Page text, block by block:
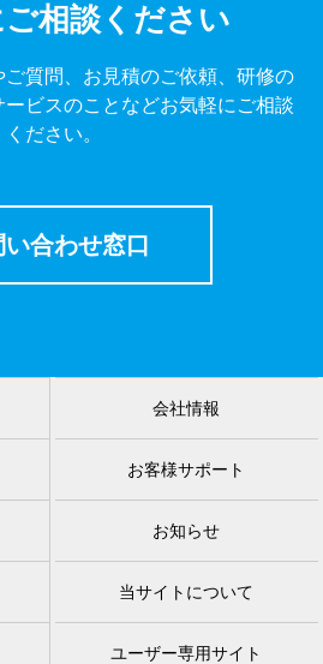
相談ください
質問、お見積のご依頼、研修の
ビスのことなどお気軽にご相談
ください。
い合わせ窓口
会社情報
お客様サポート
お知らせ
当サイトについて
ユーザー専用サイト